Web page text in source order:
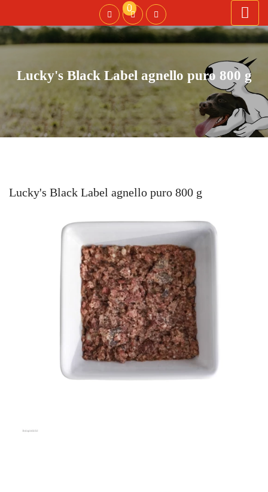
0
Lucky's Black Label agnello puro 800 g
Lucky's Black Label agnello puro 800 g